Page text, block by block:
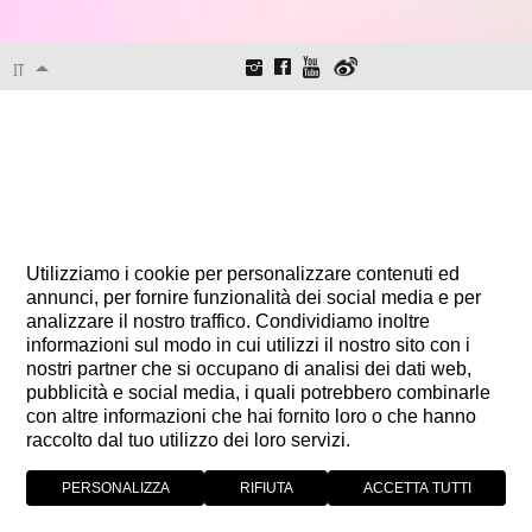
Utilizziamo i cookie per personalizzare contenuti ed
annunci, per fornire funzionalità dei social media e per
analizzare il nostro traffico. Condividiamo inoltre
informazioni sul modo in cui utilizzi il nostro sito con i
nostri partner che si occupano di analisi dei dati web,
pubblicità e social media, i quali potrebbero combinarle
con altre informazioni che hai fornito loro o che hanno
raccolto dal tuo utilizzo dei loro servizi.
PERSONALIZZA RIFIUTA ACCETTA TUTTI
IT